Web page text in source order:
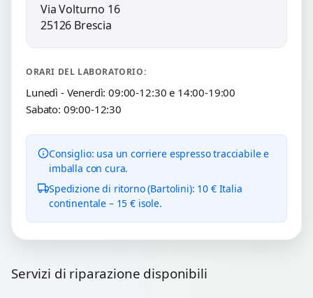
Via Volturno 16
25126 Brescia
ORARI DEL LABORATORIO:
Lunedì - Venerdì: 09:00-12:30 e 14:00-19:00
Sabato: 09:00-12:30
Consiglio: usa un corriere espresso tracciabile e
imballa con cura.
Spedizione di ritorno (Bartolini): 10 € Italia
continentale – 15 € isole.
Servizi di riparazione disponibili